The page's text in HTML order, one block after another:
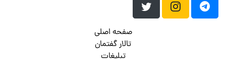
صفحه اصلی
تالار گفتمان
تبلیغات